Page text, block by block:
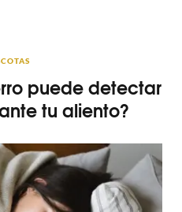
puede detectar
tu aliento?